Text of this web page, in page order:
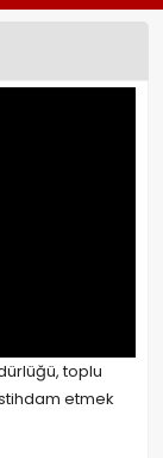
toplu
etmek